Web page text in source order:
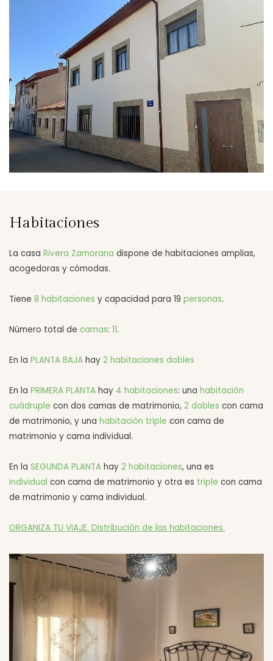
Habitaciones
La casa Rivera Zamorana dispone de habitaciones amplias,
acogedoras y cómodas.
Tiene 8 habitaciones y capacidad para 19 personas.
Número total de camas: 11.
En la PLANTA BAJA hay 2 habitaciones dobles
En la PRIMERA PLANTA hay 4 habitaciones: una habitación
cuádruple con dos camas de matrimonio, 2 dobles con cama
de matrimonio, y una habitación triple con cama de
matrimonio y cama individual.
En la SEGUNDA PLANTA hay 2 habitaciones, una es
individual con cama de matrimonio y otra es triple con cama
de matrimonio y cama individual.
ORGANIZA TU VIAJE. Distribución de las habitaciones.